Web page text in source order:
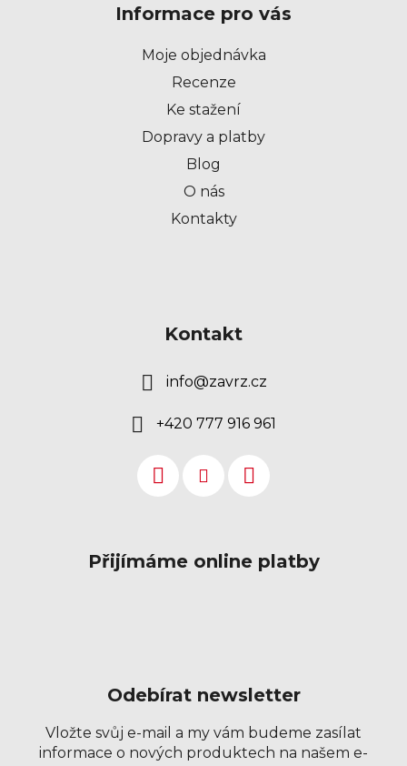
Informace pro vás
Moje objednávka
Recenze
Ke stažení
Dopravy a platby
Blog
O nás
Kontakty
Kontakt
info@zavrz.cz
+420 777 916 961
Přijímáme online platby
Odebírat newsletter
Vložte svůj e-mail a my vám budeme zasílat
informace o nových produktech na našem e-